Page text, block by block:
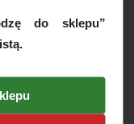
do sklepu”